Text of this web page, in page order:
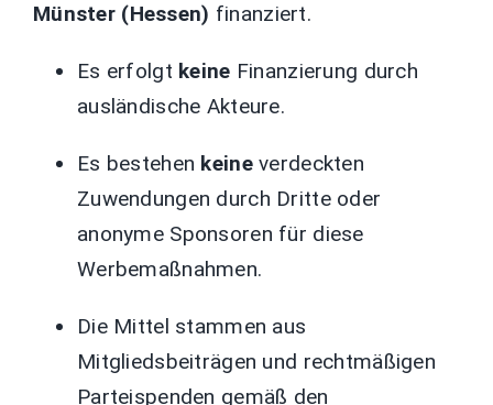
Münster (Hessen) finanziert.
Es erfolgt keine Finanzierung durch
ausländische Akteure.
Es bestehen keineverdeckten
Zuwendungen durch Dritte oder
anonyme Sponsoren für diese
Werbemaßnahmen.
Die Mittel stammen aus
Mitgliedsbeiträgen und rechtmäßigen
Parteispenden gemäß den